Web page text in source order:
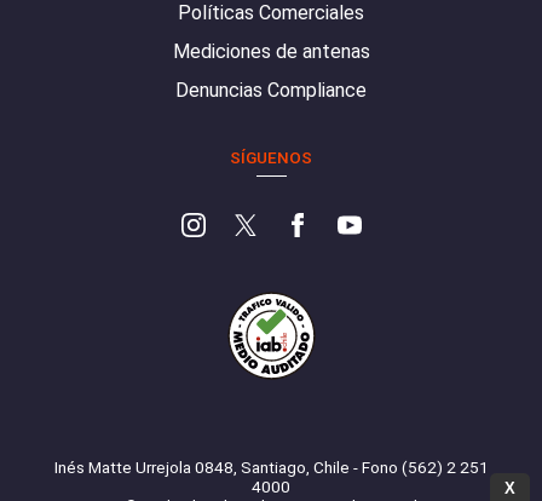
Políticas Comerciales
Mediciones de antenas
Denuncias Compliance
SÍGUENOS
Inés Matte Urrejola 0848, Santiago, Chile - Fono (562) 2 251
4000
X